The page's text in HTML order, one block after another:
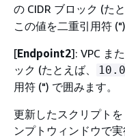
の CIDR ブロック (たと
この値を二重引用符
[Endpoint2]: VPC ま
ック (たとえば、
用符 (") で囲みます。
更新したスクリプト
ンプトウィンドウで